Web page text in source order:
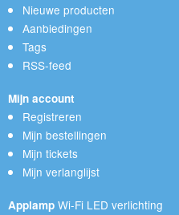
Nieuwe producten
Aanbiedingen
Tags
RSS-feed
Mijn account
Registreren
Mijn bestellingen
Mijn tickets
Mijn verlanglijst
Applamp Wi-Fi LED verlichting